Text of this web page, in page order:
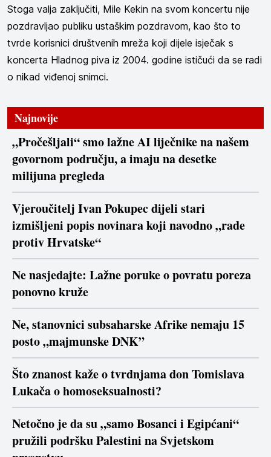
Stoga valja zaključiti, Mile Kekin na svom koncertu nije
pozdravljao publiku ustaškim pozdravom, kao što to
tvrde korisnici društvenih mreža koji dijele isječak s
koncerta Hladnog piva iz 2004. godine ističući da se radi
o nikad viđenoj snimci.
Najnovije
„Pročešljali“ smo lažne AI liječnike na našem
govornom području, a imaju na desetke
milijuna pregleda
Vjeroučitelj Ivan Pokupec dijeli stari
izmišljeni popis novinara koji navodno „rade
protiv Hrvatske“
Ne nasjedajte: Lažne poruke o povratu poreza
ponovno kruže
Ne, stanovnici subsaharske Afrike nemaju 15
posto „majmunske DNK”
Što znanost kaže o tvrdnjama don Tomislava
Lukača o homoseksualnosti?
Netočno je da su „samo Bosanci i Egipćani“
pružili podršku Palestini na Svjetskom